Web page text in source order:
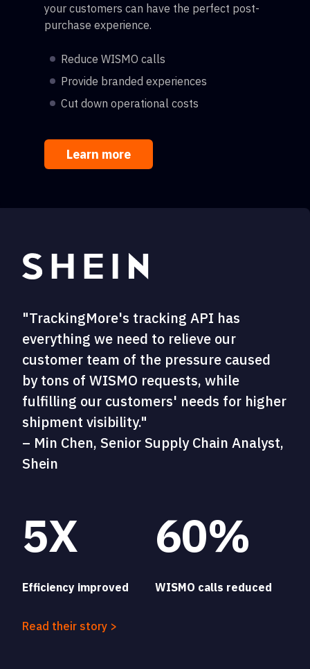
your customers can have the perfect post-
purchase experience.
Reduce WISMO calls
Provide branded experiences
Cut down operational costs
Learn more
"TrackingMore's tracking API has
everything we need to relieve our
customer team of the pressure caused
by tons of WISMO requests, while
fulfilling our customers' needs for higher
shipment visibility."
– Min Chen, Senior Supply Chain Analyst,
Shein
5X
Efficiency improved
60%
WISMO calls reduced
Read their story >